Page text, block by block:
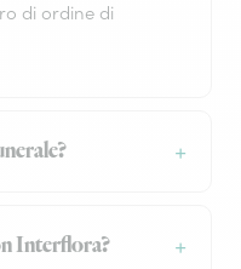
di ordine di
Interflora?